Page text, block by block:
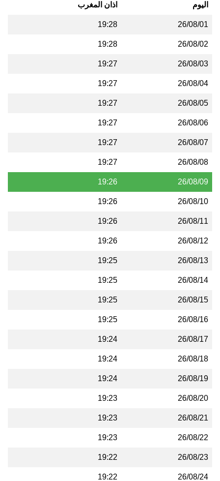
اليوم اذان المغرب
26/08/01
19:28
26/08/02
19:28
26/08/03
19:27
26/08/04
19:27
26/08/05
19:27
26/08/06
19:27
26/08/07
19:27
26/08/08
19:27
26/08/09
19:26
26/08/10
19:26
26/08/11
19:26
26/08/12
19:26
26/08/13
19:25
26/08/14
19:25
26/08/15
19:25
26/08/16
19:25
26/08/17
19:24
26/08/18
19:24
26/08/19
19:24
26/08/20
19:23
26/08/21
19:23
26/08/22
19:23
26/08/23
19:22
26/08/24
19:22